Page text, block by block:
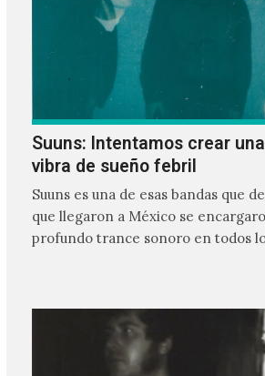
Suuns: Intentamos crear
vibra de sueño febril
Suuns es una de esas bandas que
que llegaron a México se
profundo trance sonoro en todos